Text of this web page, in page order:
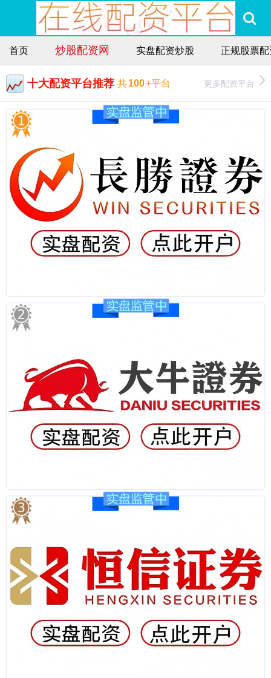
首页 炒股配资网 实盘配资炒股 正规股票
十大配资平台推荐 共100+平台 更多配资平台